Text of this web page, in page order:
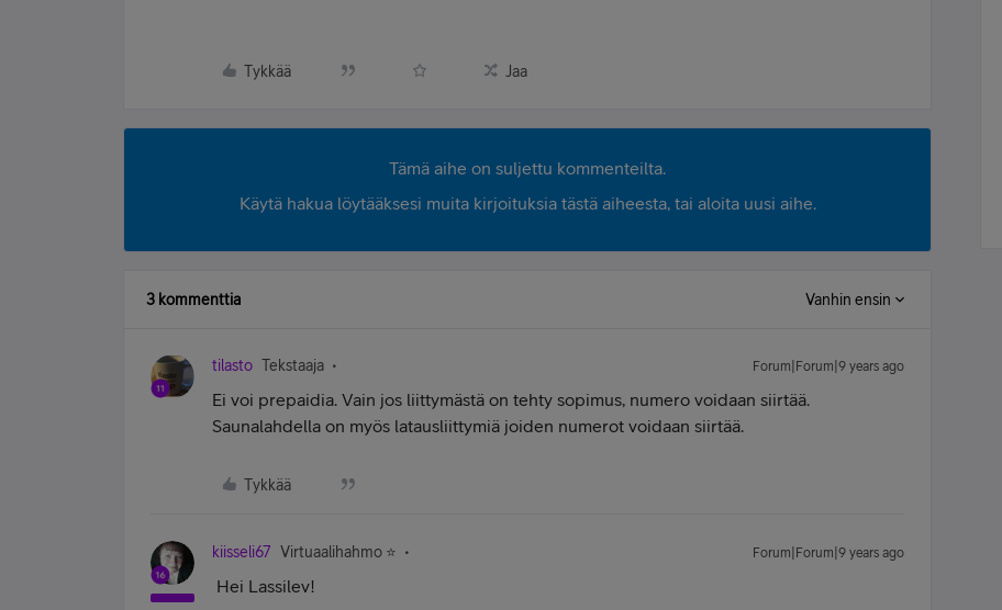
Tykkää Jaa
Tämä aihe on suljettu kommenteilta.
Käytä hakua löytääksesi muita kirjoituksia tästä aiheesta, tai aloita uusi aihe.
3 kommenttia Vanhin ensin
tilasto Tekstaaja Forum|Forum|9 years ago
Ei voi prepaidia. Vain jos liittymästä on tehty sopimus, numero voidaan siirtää.
Saunalahdella on myös latausliittymiä joiden numerot voidaan siirtää.
Tykkää
kiisseli67 Virtuaalihahmo ⭐️ Forum|Forum|9 years ago
Hei Lassilev!